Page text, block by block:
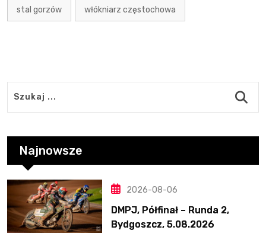
stal gorzów włókniarz częstochowa
Najnowsze
2026-08-06
DMPJ, Półfinał – Runda 2,
Bydgoszcz, 5.08.2026